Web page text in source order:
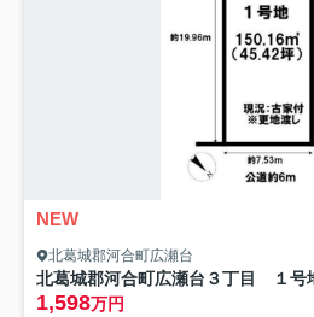
NEW
北葛城郡河合町広瀬台
1,598万円